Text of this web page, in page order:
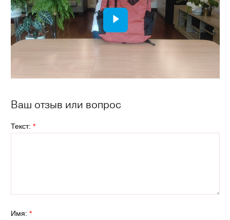
Ваш отзыв или вопрос
Текст: *
Имя: *